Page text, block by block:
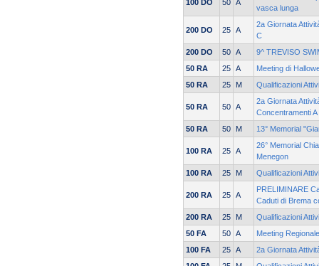
100 DO 50 A
vasca lunga
200 DO 25 A
2a Giornata
C
200 DO
50 A
9^ TREVISO
50 RA
25 A
Meeting di
50 RA
25 M Qualificazioni
50 RA 50 A
2a Giornata
Concentramenti A
50 RA
50 M 13° Memorial
100 RA 25 A
26° Memorial
Menegon
100 RA
25 M Qualificazioni
200 RA 25 A
PRELIMINARE
Caduti di Brema
200 RA
25 M
Qualificazioni
50 FA
50 A
Meeting
100 FA
25 A
2a Giornata